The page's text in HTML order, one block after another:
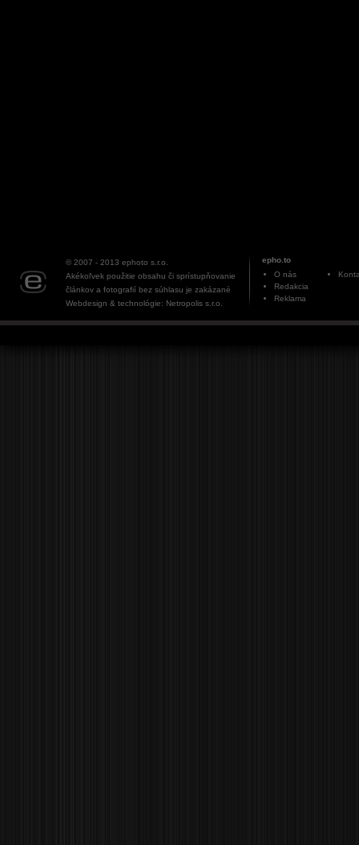
© 2007 - 2013 ephoto s.r.o.
Akékoľvek použitie obsahu či sprístupňovanie
článkov a fotografií bez súhlasu je zakázané
Webdesign & technológie: Netropolis s.r.o.
epho.to
O nás
Redakcia
Reklama